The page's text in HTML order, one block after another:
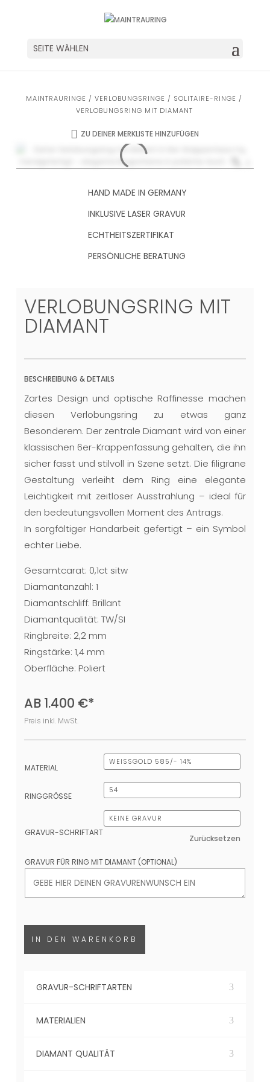
SEITE WÄHLEN
MAINTRAURINGE /VERLOBUNGSRINGE / SOLITAIRE-RINGE /
VERLOBUNGSRING MIT DIAMANT
ZU DEINER MERKLISTE HINZUFÜGEN
HAND MADE IN GERMANY
INKLUSIVE LASER GRAVUR
ECHTHEITSZERTIFIKAT
PERSÖNLICHE BERATUNG
VERLOBUNGSRING MIT
DIAMANT
BESCHREIBUNG & DETAILS
Zartes Design und optische Raffinesse machen
diesen Verlobungsring zu etwas ganz
Besonderem. Der zentrale Diamant wird von einer
klassischen 6er-Krappenfassung gehalten, die ihn
sicher fasst und stilvoll in Szene setzt. Die filigrane
Gestaltung verleiht dem Ring eine elegante
Leichtigkeit mit zeitloser Ausstrahlung – ideal für
den bedeutungsvollen Moment des Antrags.
In sorgfältiger Handarbeit gefertigt – ein Symbol
echter Liebe.
Gesamtcarat: 0,1ct sitw
Diamantanzahl: 1
Diamantschliff: Brillant
Diamantqualität: TW/SI
Ringbreite: 2,2 mm
Ringstärke: 1,4 mm
Oberfläche: Poliert
AB 1.400 €*
Preis inkl. MwSt.
MATERIAL
RINGGRÖSSE
GRAVUR-SCHRIFTART
Zurücksetzen
GRAVUR FÜR RING MIT DIAMANT (OPTIONAL)
IN DEN WARENKORB
GRAVUR-SCHRIFTARTEN
MATERIALIEN
DIAMANT QUALITÄT